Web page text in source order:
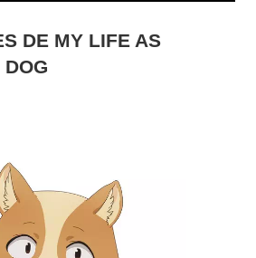
DE MY LIFE AS
DOG